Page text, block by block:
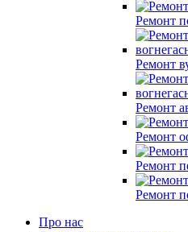
Ремонт
Ремонт
Ремонт
Ремонт
Ремонт
Ремонт
Про нас